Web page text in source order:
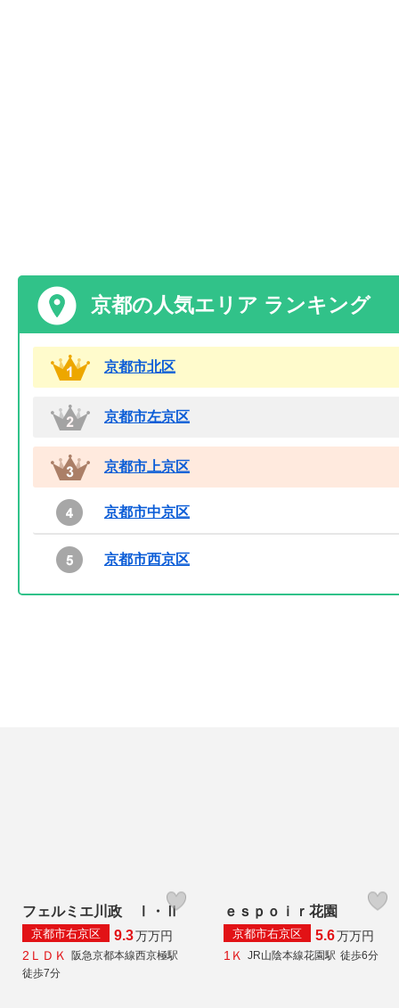
京都の人気エリア ランキング
京都市北区
京都市左京区
京都市上京区
京都市中京区
京都市西京区
フェルミエ川政 Ⅰ・Ⅱ
京都市右京区 9.3万万円
2ＬＤＫ
阪急京都本線西京極駅
徒歩7分
ｅｓｐｏｉｒ花園
京都市右京区 5.6万万円
1Ｋ
JR山陰本線花園駅 徒歩6分